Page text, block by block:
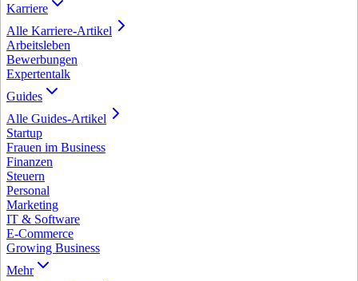
Karriere
Alle Karriere-Artikel
Arbeitsleben
Bewerbungen
Expertentalk
Guides
Alle Guides-Artikel
Startup
Frauen im Business
Finanzen
Steuern
Personal
Marketing
IT & Software
E-Commerce
Growing Business
Mehr